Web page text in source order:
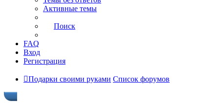
Активные темы
Поиск
FAQ
Вход
Регистрация
Подарки своими руками Список форумов